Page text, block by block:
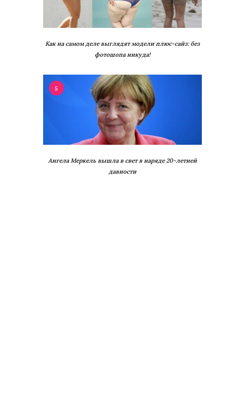
Как на самом деле выглядят модели плюс-сайз: без
фотошопа никуда!
5
Ангела Меркель вышла в свет в наряде 20-летней
давности